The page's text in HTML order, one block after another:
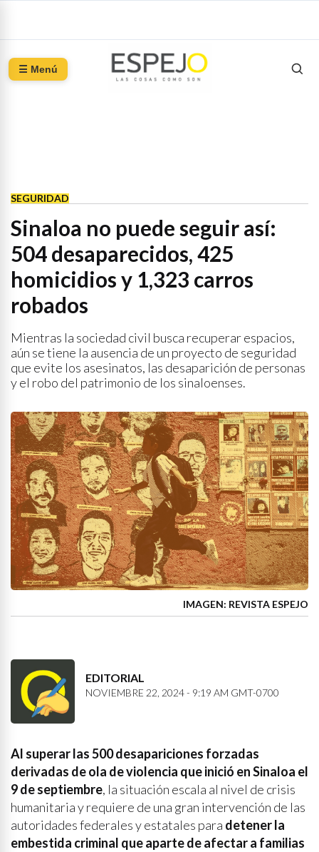
☰ Menú
SEGURIDAD
Sinaloa no puede seguir así:
504 desaparecidos, 425
homicidios y 1,323 carros
robados
Mientras la sociedad civil busca recuperar espacios,
aún se tiene la ausencia de un proyecto de seguridad
que evite los asesinatos, las desaparición de personas
y el robo del patrimonio de los sinaloenses.
IMAGEN: REVISTA ESPEJO
EDITORIAL
NOVIEMBRE 22, 2024 - 9:19 AM GMT-0700
Al superar las 500 desapariciones forzadas
derivadas de ola de violencia que inició en Sinaloa el
9 de septiembre, la situación escala al nivel de crisis
humanitaria y requiere de una gran intervención de las
autoridades federales y estatales para detener la
embestida criminal que aparte de afectar a familias